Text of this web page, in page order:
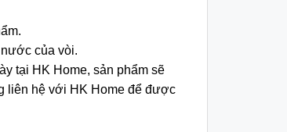
của vòi.
tại HK Home, sản phẩm sẽ
liên hệ với HK Home để được